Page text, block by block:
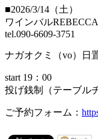
■2026/3/14（土）
ワインバル
tel.090-6609-3751
ナガオクミ（vo）日
start 19：00
投げ銭制（テーブル
ご予約フォーム：